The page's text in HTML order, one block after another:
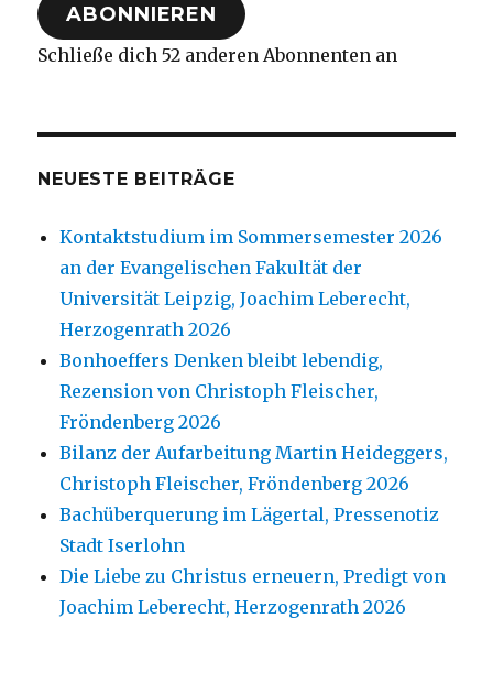
ABONNIEREN
Schließe dich 52 anderen Abonnenten an
NEUESTE BEITRÄGE
Kontaktstudium im Sommersemester 2026
an der Evangelischen Fakultät der
Universität Leipzig, Joachim Leberecht,
Herzogenrath 2026
Bonhoeffers Denken bleibt lebendig,
Rezension von Christoph Fleischer,
Fröndenberg 2026
Bilanz der Aufarbeitung Martin Heideggers,
Christoph Fleischer, Fröndenberg 2026
Bachüberquerung im Lägertal, Pressenotiz
Stadt Iserlohn
Die Liebe zu Christus erneuern, Predigt von
Joachim Leberecht, Herzogenrath 2026